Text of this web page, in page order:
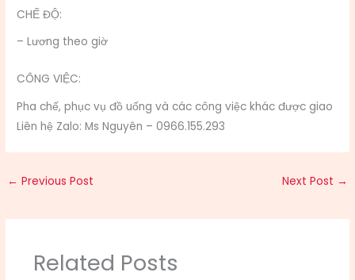
CHẾ ĐỘ:
– Lương theo giờ
CÔNG VIỆC:
Pha chế, phục vụ đồ uống và các công việc khác được giao
Liên hệ Zalo: Ms Nguyên – 0966.155.293
← Previous Post Next Post →
Related Posts